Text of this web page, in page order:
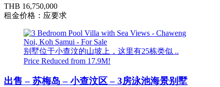
THB 16,750,000
租金价格：应要求
别墅位于小查汶的山坡上，这里有25栋类似 ..
Price Reduced from 17.9M!
出售 – 苏梅岛 – 小查汶区 – 3房泳池海景别墅